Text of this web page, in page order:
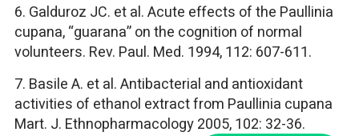
6. Galduroz JC. et al. Acute effects of the Paullinia
cupana, “guarana” on the cognition of normal
volunteers. Rev. Paul. Med. 1994, 112: 607-611.
7. Basile A. et al. Antibacterial and antioxidant
activities of ethanol extract from Paullinia cupana
Mart. J. Ethnopharmacology 2005, 102: 32-36.